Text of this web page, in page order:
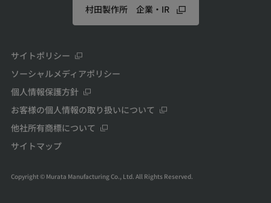
村田製作所 企業・IR
サイトポリシー
ソーシャルメディアポリシー
個人情報保護方針
お客様の個人情報の取り扱いについて
他社所有商標について
サイトマップ
Copyright © Murata Manufacturing Co., Ltd. All Rights Reserved.